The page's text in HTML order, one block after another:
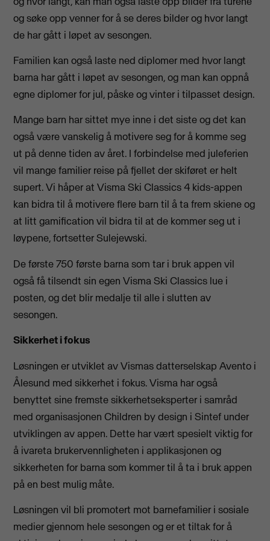
og søke opp venner for å se deres bilder og hvor langt
de har gått i løpet av sesongen.
Familien kan også laste ned diplomer med hvor langt
barna har gått i løpet av sesongen, og man kan oppnå
egne diplomer for jul, påske og vinter i tilpasset design.
Mange barn har sittet mye inne i det siste og det kan
også være vanskelig å motivere seg for å komme seg
ut på denne tiden av året. I forbindelse med juleferien
vil mange familier reise på fjellet der skiføret er helt
supert. Vi håper at Visma Ski Classics 4 kids-appen
kan bidra til å motivere flere barn til å ta frem skiene og
at litt gamification vil bidra til at de kommer seg ut i
løypene, fortsetter Sulejewski.
De første 750 første barna som tar i bruk appen vil
også få tilsendt sin egen Visma Ski Classics lue i
posten, og det blir medalje til alle i slutten av
sesongen.
Sikkerhet i fokus
Løsningen er utviklet av Vismas datterselskap Avento i
Ålesund med sikkerhet i fokus. Visma har også
benyttet sine fremste sikkerhetseksperter i samråd
med organisasjonen Children by design i Sintef under
utviklingen av appen. Dette har vært spesielt viktig for
å ivareta brukervennligheten i applikasjonen og
sikkerheten for barna som kommer til å ta i bruk appen
på en best mulig måte.
Løsningen vil bli promotert mot barnefamilier i sosiale
medier gjennom hele sesongen og er et tiltak for å